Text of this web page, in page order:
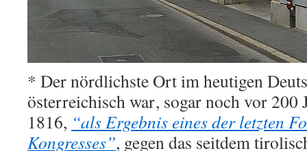
* Der nördlichste Ort im heutigen
österreichisch war, sogar noch vor 200
1816, “als Ergebnis eines der letzten
Kongresses”, gegen das seitdem